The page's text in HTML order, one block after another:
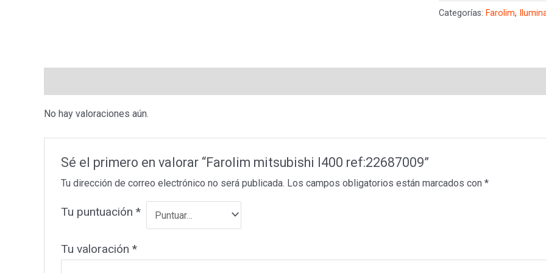
l400
Categorías: Farolim,
No hay valoraciones aún.
Sé el primero en valorar “Farolim mitsubishi l400 ref:22687009”
Tu dirección de correo electrónico no será publicada. Los campos obligatorios están marcados con *
Tu puntuación *
Tu valoración *